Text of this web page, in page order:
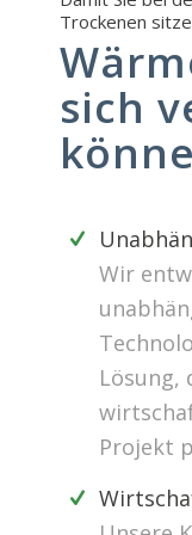
Trockenen
sich
Wir
Lösung,
Projekt